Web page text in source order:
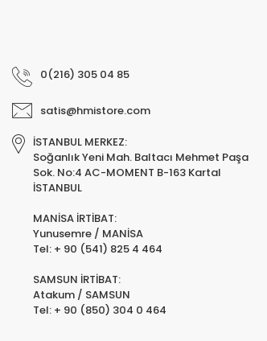
0(216) 305 04 85
satis@hmistore.com
İSTANBUL MERKEZ:
Soğanlık Yeni Mah. Baltacı Mehmet Paşa
Sok. No:4 AC-MOMENT B-163 Kartal
İSTANBUL
MANİSA İRTİBAT:
Yunusemre / MANİSA
Tel: + 90 (541) 825 4 464
SAMSUN İRTİBAT:
Atakum / SAMSUN
Tel: + 90 (850) 304 0 464